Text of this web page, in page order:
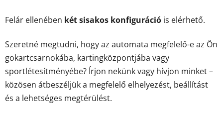
Felár ellenében két sisakos konfiguráció is elérhető.
Szeretné megtudni, hogy az automata megfelelő-e az Ön
gokartcsarnokába, kartingközpontjába vagy
sportlétesítményébe? Írjon nekünk vagy hívjon minket –
közösen átbeszéljük a megfelelő elhelyezést, beállítást
és a lehetséges megtérülést.